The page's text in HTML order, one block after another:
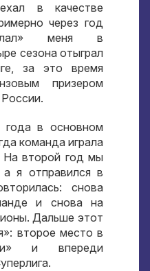
в качестве
через год
меня в
сезона отыграл
за это время
призером
в основном
команда играла
второй год мы
я отправился в
снова
и снова на
Дальше этот
второе место в
и впереди